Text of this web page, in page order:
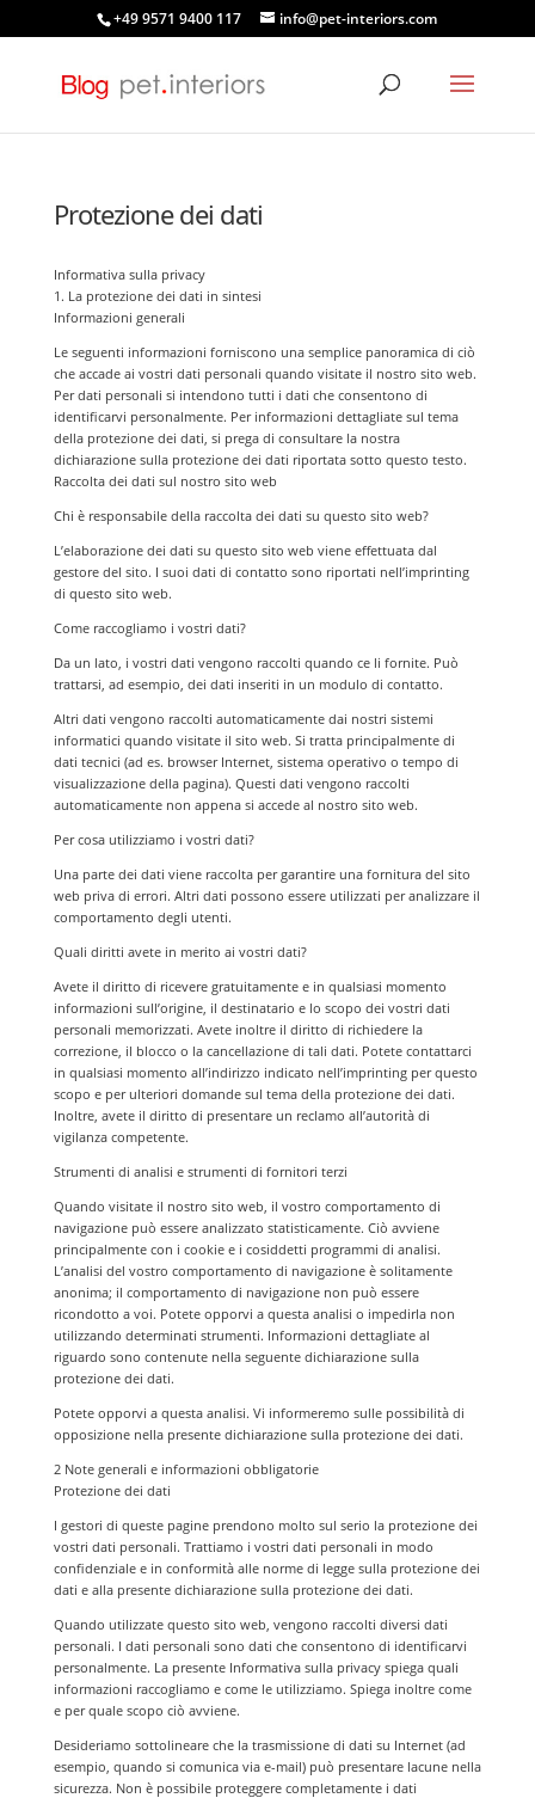
+49 9571 9400 117 info@pet-interiors.com
Protezione dei dati
Informativa sulla privacy
1. La protezione dei dati in sintesi
Informazioni generali
Le seguenti informazioni forniscono una semplice panoramica di ciò
che accade ai vostri dati personali quando visitate il nostro sito web.
Per dati personali si intendono tutti i dati che consentono di
identificarvi personalmente. Per informazioni dettagliate sul tema
della protezione dei dati, si prega di consultare la nostra
dichiarazione sulla protezione dei dati riportata sotto questo testo.
Raccolta dei dati sul nostro sito web
Chi è responsabile della raccolta dei dati su questo sito web?
L’elaborazione dei dati su questo sito web viene effettuata dal
gestore del sito. I suoi dati di contatto sono riportati nell’imprinting
di questo sito web.
Come raccogliamo i vostri dati?
Da un lato, i vostri dati vengono raccolti quando ce li fornite. Può
trattarsi, ad esempio, dei dati inseriti in un modulo di contatto.
Altri dati vengono raccolti automaticamente dai nostri sistemi
informatici quando visitate il sito web. Si tratta principalmente di
dati tecnici (ad es. browser Internet, sistema operativo o tempo di
visualizzazione della pagina). Questi dati vengono raccolti
automaticamente non appena si accede al nostro sito web.
Per cosa utilizziamo i vostri dati?
Una parte dei dati viene raccolta per garantire una fornitura del sito
web priva di errori. Altri dati possono essere utilizzati per analizzare il
comportamento degli utenti.
Quali diritti avete in merito ai vostri dati?
Avete il diritto di ricevere gratuitamente e in qualsiasi momento
informazioni sull’origine, il destinatario e lo scopo dei vostri dati
personali memorizzati. Avete inoltre il diritto di richiedere la
correzione, il blocco o la cancellazione di tali dati. Potete contattarci
in qualsiasi momento all’indirizzo indicato nell’imprinting per questo
scopo e per ulteriori domande sul tema della protezione dei dati.
Inoltre, avete il diritto di presentare un reclamo all’autorità di
vigilanza competente.
Strumenti di analisi e strumenti di fornitori terzi
Quando visitate il nostro sito web, il vostro comportamento di
navigazione può essere analizzato statisticamente. Ciò avviene
principalmente con i cookie e i cosiddetti programmi di analisi.
L’analisi del vostro comportamento di navigazione è solitamente
anonima; il comportamento di navigazione non può essere
ricondotto a voi. Potete opporvi a questa analisi o impedirla non
utilizzando determinati strumenti. Informazioni dettagliate al
riguardo sono contenute nella seguente dichiarazione sulla
protezione dei dati.
Potete opporvi a questa analisi. Vi informeremo sulle possibilità di
opposizione nella presente dichiarazione sulla protezione dei dati.
2 Note generali e informazioni obbligatorie
Protezione dei dati
I gestori di queste pagine prendono molto sul serio la protezione dei
vostri dati personali. Trattiamo i vostri dati personali in modo
confidenziale e in conformità alle norme di legge sulla protezione dei
dati e alla presente dichiarazione sulla protezione dei dati.
Quando utilizzate questo sito web, vengono raccolti diversi dati
personali. I dati personali sono dati che consentono di identificarvi
personalmente. La presente Informativa sulla privacy spiega quali
informazioni raccogliamo e come le utilizziamo. Spiega inoltre come
e per quale scopo ciò avviene.
Desideriamo sottolineare che la trasmissione di dati su Internet (ad
esempio, quando si comunica via e-mail) può presentare lacune nella
sicurezza. Non è possibile proteggere completamente i dati